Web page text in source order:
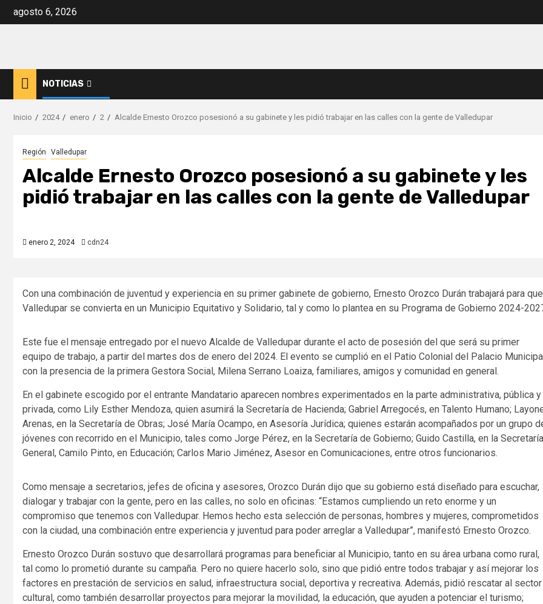
agosto 6, 2026
NOTICIAS
Inicio 2024 enero 2 Alcalde Ernesto Orozco posesionó a su gabinete y les pidió trabajar en las calles con la gente de Valledupar
Región Valledupar
Alcalde Ernesto Orozco posesionó a su gabinete y les
pidió trabajar en las calles con la gente de Valledupar
enero 2, 2024 cdn24
Con una combinación de juventud y experiencia en su primer gabinete de gobierno, Ernesto Orozco Durán trabajará para que
Valledupar se convierta en un Municipio Equitativo y Solidario, tal y como lo plantea en su Programa de Gobierno 2024-
Este fue el mensaje entregado por el nuevo Alcalde de Valledupar durante el acto de posesión del que será su primer
equipo de trabajo, a partir del martes dos de enero del 2024. El evento se cumplió en el Patio Colonial del Palacio
con la presencia de la primera Gestora Social, Milena Serrano Loaiza, familiares, amigos y comunidad en general.
En el gabinete escogido por el entrante Mandatario aparecen nombres experimentados en la parte administrativa, pública y
privada, como Lily Esther Mendoza, quien asumirá la Secretaría de Hacienda; Gabriel Arregocés, en Talento Humano;
Arenas, en la Secretaría de Obras; José María Ocampo, en Asesoría Jurídica; quienes estarán acompañados por un grupo
jóvenes con recorrido en el Municipio, tales como Jorge Pérez, en la Secretaría de Gobierno; Guido Castilla, en la Secretaría
General, Camilo Pinto, en Educación; Carlos Mario Jiménez, Asesor en Comunicaciones, entre otros funcionarios.
Como mensaje a secretarios, jefes de oficina y asesores, Orozco Durán dijo que su gobierno está diseñado para escuchar,
dialogar y trabajar con la gente, pero en las calles, no solo en oficinas: “Estamos cumpliendo un reto enorme y un
compromiso que tenemos con Valledupar. Hemos hecho esta selección de personas, hombres y mujeres, comprometidos
con la ciudad, una combinación entre experiencia y juventud para poder arreglar a Valledupar”, manifestó Ernesto Orozco.
Ernesto Orozco Durán sostuvo que desarrollará programas para beneficiar al Municipio, tanto en su área urbana como rural,
tal como lo prometió durante su campaña. Pero no quiere hacerlo solo, sino que pidió entre todos trabajar y así mejorar los
factores en prestación de servicios en salud, infraestructura social, deportiva y recreativa. Además, pidió rescatar al sector
cultural, como también desarrollar proyectos para mejorar la movilidad, la educación, que ayuden a potenciar el turismo;